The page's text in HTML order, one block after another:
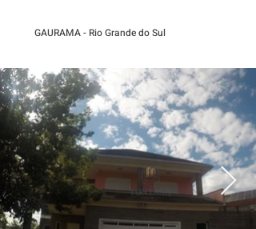
GAURAMA - Rio Grande do Sul